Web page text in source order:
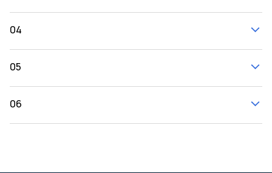
04
05
06